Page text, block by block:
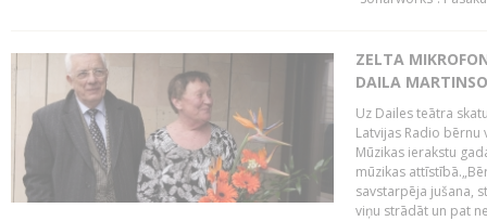
ZELTA
DAILA
Uz Dailes teātra
Latvijas Radio
Mūzikas ierakstu
mūzikas
savstarpēja jušana,
viņu strādāt un pat